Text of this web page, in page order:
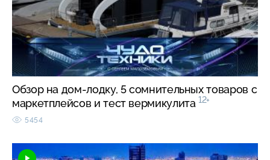
Обзор на дом-лодку, 5 сомнительных товаров с
маркетплейсов и тест вермикулита 12+
5454